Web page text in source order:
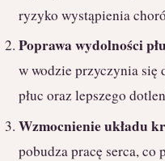
ryzyko wystąpienia
Poprawa wydolności
w wodzie przyczynia się
płuc oraz lepszego
Wzmocnienie układu
pobudza pracę serca, co